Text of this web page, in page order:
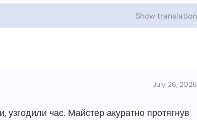
Show translation
July 26, 2026
узгодили час. Майстер акуратно протягнув